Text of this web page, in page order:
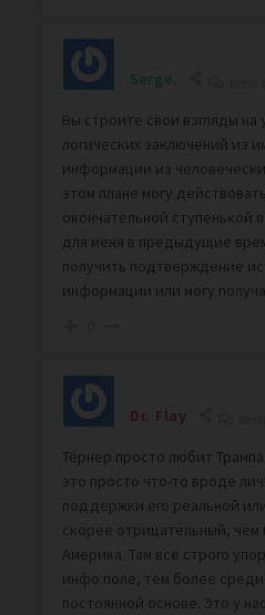
Serge.
Вы строите свои взгляды
логических заключений из
информации из
этом плане могу
окончательной ступенькой
для меня в предыдущие
получить подтверждение
информации или могу
Dr. Flay
Тёрнер просто любит
это просто что-то вроде
поддержки его реальной
скорее отрицательный,
Америка. Там всё строго
инфо поле, тем более cреди
постоянной основе. Это у